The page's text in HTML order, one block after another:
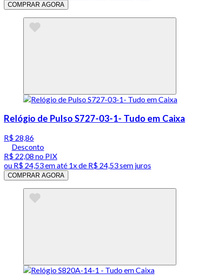
COMPRAR AGORA
Relógio de Pulso S727-03-1- Tudo em Caixa
R$ 28,86
Desconto
R$ 22,08 no PIX
ou R$ 24,53em até 1x de R$ 24,53sem juros
COMPRAR AGORA